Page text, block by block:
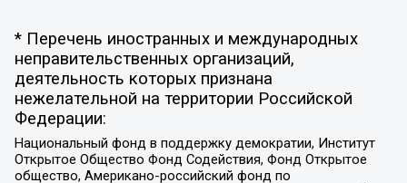
* Перечень иностранных и международных
неправительственных организаций,
деятельность которых признана
нежелательной на территории Российской
Федерации:
Национальный фонд в поддержку демократии, Институт
Открытое Общество Фонд Содействия, Фонд Открытое
общество, Американо-российский фонд по